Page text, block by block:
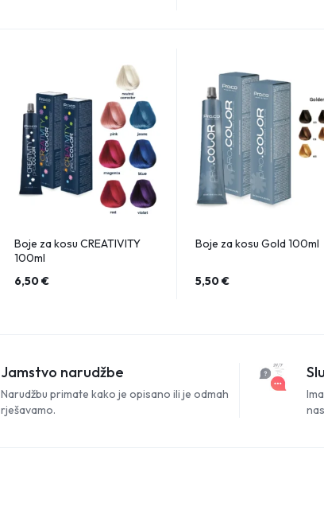
Boje za kosu CREATIVITY
100ml
6,50€
Boje za kosu Gold 100ml
5,50€
Jamstvo narudžbe
Narudžbu primate kako je opisano ili je odmah
rješavamo.